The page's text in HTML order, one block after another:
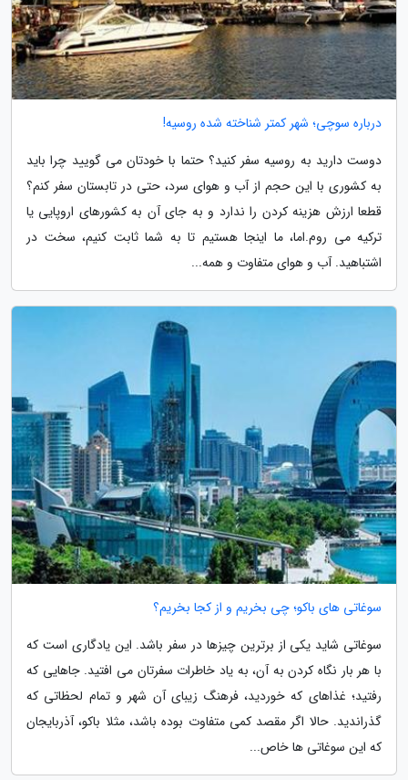
درباره سوچی؛ شهر کمتر شناخته شده روسیه!
دوست دارید به روسیه سفر کنید؟ حتما با خودتان می گویید چرا باید
به کشوری با این حجم از آب و هوای سرد، حتی در تابستان سفر کنم؟
قطعا ارزش هزینه کردن را ندارد و به جای آن به کشورهای اروپایی یا
ترکیه می روم.اما، ما اینجا هستیم تا به شما ثابت کنیم، سخت در
اشتباهید. آب و هوای متفاوت و همه...
سوغاتی های باکو؛ چی بخریم و از کجا بخریم؟
سوغاتی شاید یکی از برترین چیزها در سفر باشد. این یادگاری است که
با هر بار نگاه کردن به آن، به یاد خاطرات سفرتان می افتید. جاهایی که
رفتید؛ غذاهای که خوردید، فرهنگ زیبای آن شهر و تمام لحظاتی که
گذراندید. حالا اگر مقصد کمی متفاوت بوده باشد، مثلا باکو، آذربایجان
که این سوغاتی ها خاص...